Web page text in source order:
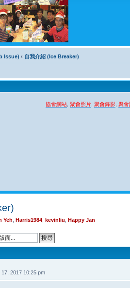
Issue) ‹ 自我介紹 (Ice Breaker)
協會網站 聚會照片 聚會錄影 聚會
Yeh Harris1984 kevinliu Happy Jan
2017 10:25 pm